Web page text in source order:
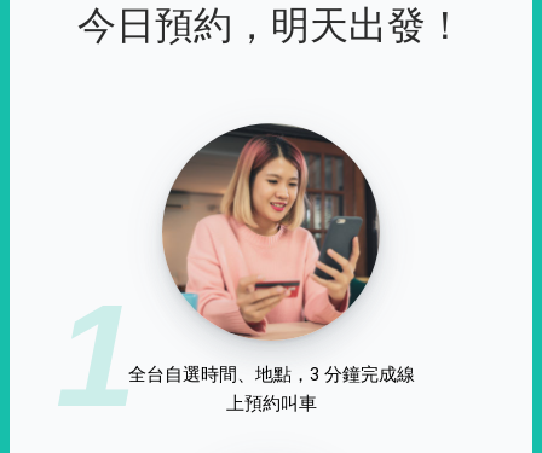
今日預約，明天出發！
1全台自選時間、地點，3 分鐘完成線
上預約叫車